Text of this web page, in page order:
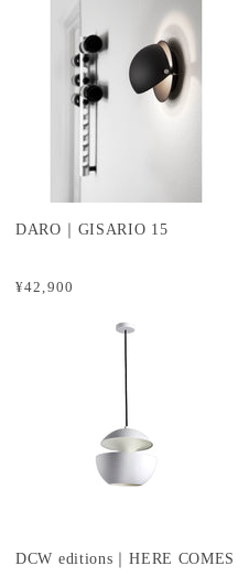
¥42,900
DARO｜GISARIO 15
DCW editions｜HERE COMES